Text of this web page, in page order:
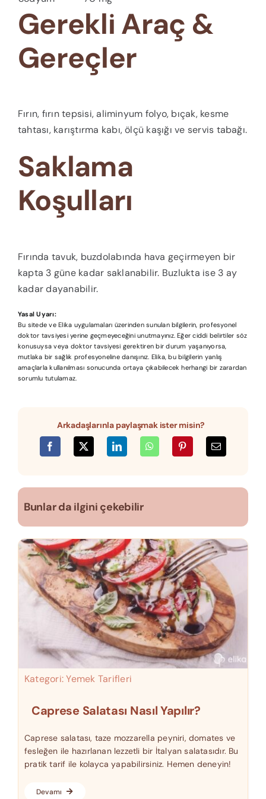
Gerekli Araç &
Gereçler
Fırın, fırın tepsisi, aliminyum folyo, bıçak, kesme
tahtası, karıştırma kabı, ölçü kaşığı ve servis tabağı.
Saklama
Koşulları
Fırında tavuk, buzdolabında hava geçirmeyen bir
kapta 3 güne kadar saklanabilir. Buzlukta ise 3 ay
kadar dayanabilir.
Yasal Uyarı:
Bu sitede ve Elika uygulamaları üzerinden sunulan bilgilerin, profesyonel
doktor tavsiyesi yerine geçmeyeceğini unutmayınız. Eğer ciddi belirtiler söz
konusuysa veya doktor tavsiyesi gerektiren bir durum yaşanıyorsa,
mutlaka bir sağlık profesyoneline danışınız. Elika, bu bilgilerin yanlış
amaçlarla kullanılması sonucunda ortaya çıkabilecek herhangi bir zarardan
sorumlu tutulamaz.
Arkadaşlarınla paylaşmak ister misin?
Bunlar da ilgini çekebilir
Kategori:Yemek Tarifleri
Caprese Salatası Nasıl Yapılır?
Caprese salatası, taze mozzarella peyniri, domates ve
fesleğen ile hazırlanan lezzetli bir İtalyan salatasıdır. Bu
pratik tarif ile kolayca yapabilirsiniz. Hemen deneyin!
Devamı